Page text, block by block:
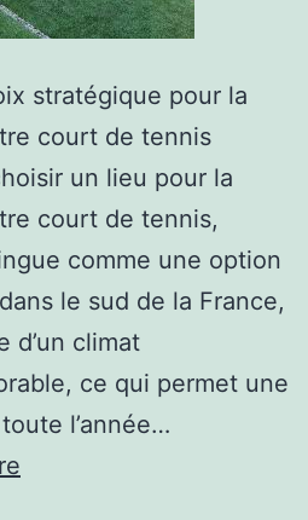
stratégique pour la
court de tennis
un lieu pour la
court de tennis,
comme une option
le sud de la France,
d’un climat
ce qui permet une
l’année…